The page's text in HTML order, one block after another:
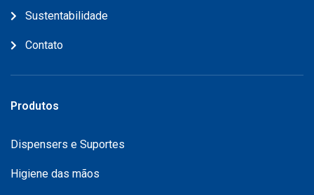
Sustentabilidade
Contato
Produtos
Dispensers e Suportes
Higiene das mãos